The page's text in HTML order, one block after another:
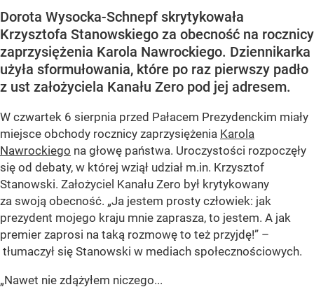
Dorota Wysocka-Schnepf skrytykowała
Krzysztofa Stanowskiego za obecność na rocznicy
zaprzysiężenia Karola Nawrockiego. Dziennikarka
użyła sformułowania, które po raz pierwszy padło
z ust założyciela Kanału Zero pod jej adresem.
W czwartek 6 sierpnia przed Pałacem Prezydenckim miały
miejsce obchody rocznicy zaprzysiężenia Karola
Nawrockiego na głowę państwa. Uroczystości rozpoczęły
się od debaty, w której wziął udział m.in. Krzysztof
Stanowski. Założyciel Kanału Zero był krytykowany
za swoją obecność. „Ja jestem prosty człowiek: jak
prezydent mojego kraju mnie zaprasza, to jestem. A jak
premier zaprosi na taką rozmowę to też przyjdę!” –
tłumaczył się Stanowski w mediach społecznościowych.
„Nawet nie zdążyłem niczego...